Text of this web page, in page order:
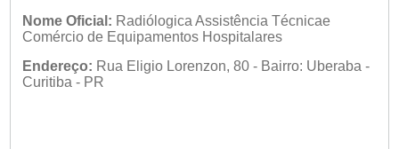
Nome Oficial: Radiólogica Assistência Técnicae
Comércio de Equipamentos Hospitalares
Endereço: Rua Eligio Lorenzon, 80 - Bairro: Uberaba -
Curitiba - PR